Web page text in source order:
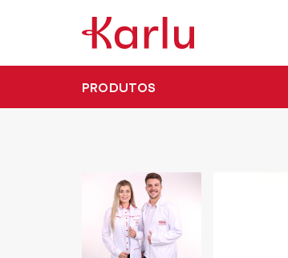
PRODUTOS